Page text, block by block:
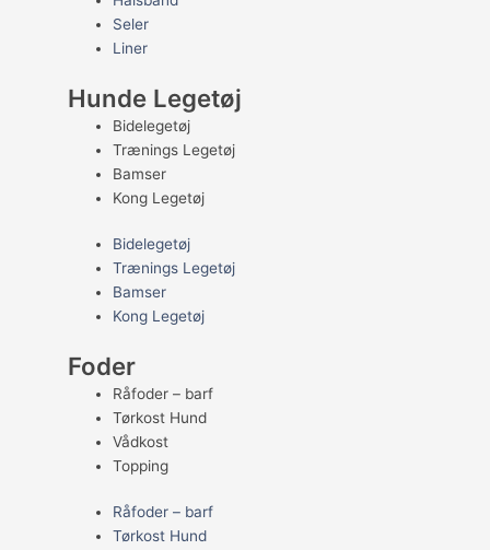
Seler
Liner
Hunde Legetøj
Bidelegetøj
Trænings Legetøj
Bamser
Kong Legetøj
Bidelegetøj
Trænings Legetøj
Bamser
Kong Legetøj
Foder
Råfoder – barf
Tørkost Hund
Vådkost
Topping
Råfoder – barf
Tørkost Hund